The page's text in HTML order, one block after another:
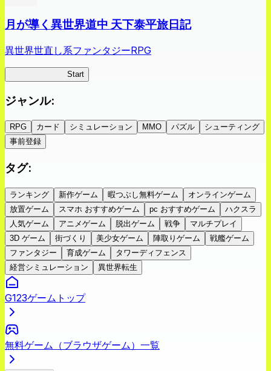
月が導く異世界道中 天下泰平旅日記
異世界世直し系ファンタジーRPG
Start
ジャンル:
RPG カード シミュレーション MMO パズル
シューティング
事前登録
タグ:
ランキング 新作ゲーム 暇つぶし無料ゲーム
オンラインゲーム
放置ゲーム
スマホ おすすめゲーム pc おすすめゲーム
ハクスラ
人気ゲーム
アニメゲーム 脱出ゲーム 戦争
マルチプレイ
3D ゲーム
街づくり 美少女ゲーム 陣取りゲーム
戦艦ゲーム
ファンタジー
育成ゲーム
タワーディフェンス
経営シミュレーション
異世界転生
G123ゲームトップ
無料ゲーム（ブラウザゲーム）一覧